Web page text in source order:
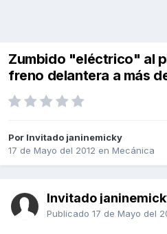
Zumbido "eléctrico" al
freno delantera a más
Por Invitado janinemicky
17 de Mayo del 2012 en Mecánica
Invitado
Publicado 17 de Mayo del